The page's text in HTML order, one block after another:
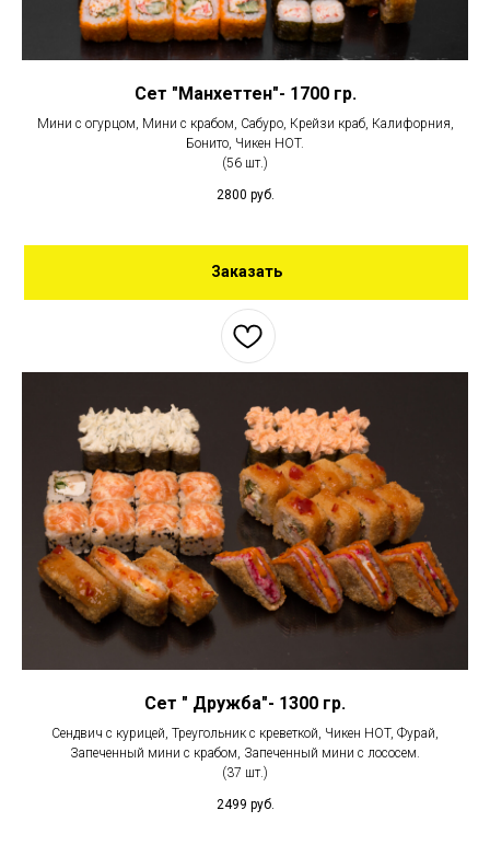
Сет "Манхеттен"- 1700 гр.
Мини с огурцом, Мини с крабом, Сабуро, Крейзи краб, Калифорния,
Бонито, Чикен HOT.
(56 шт.)
2800 руб.
Заказать
Сет " Дружба"- 1300 гр.
Сендвич с курицей, Треугольник с креветкой, Чикен HOT, Фурай,
Запеченный мини с крабом, Запеченный мини с лососем.
(37 шт.)
2499 руб.